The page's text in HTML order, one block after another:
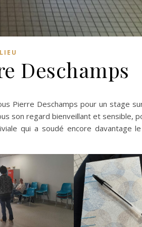
Deschamps
Pierre Deschamps pour un stage
son regard bienveillant et sensible,
qui a soudé encore davantage